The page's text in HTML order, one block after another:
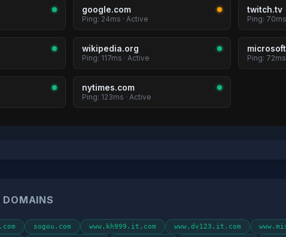
google.com
Ping: 24ms · Active
twitch.tv
Ping:
wikipedia.org
Ping: 117ms · Active Ping:
nytimes.com
Ping: 123ms · Active
DOMAINS
sogou.com www.kh999.it.com www.dv123.it.com